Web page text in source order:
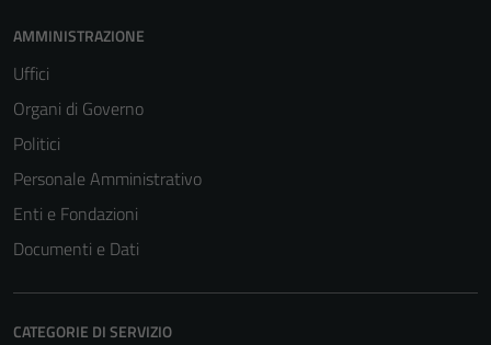
AMMINISTRAZIONE
Uffici
Organi di Governo
Politici
Personale Amministrativo
Enti e Fondazioni
Documenti e Dati
CATEGORIE DI SERVIZIO